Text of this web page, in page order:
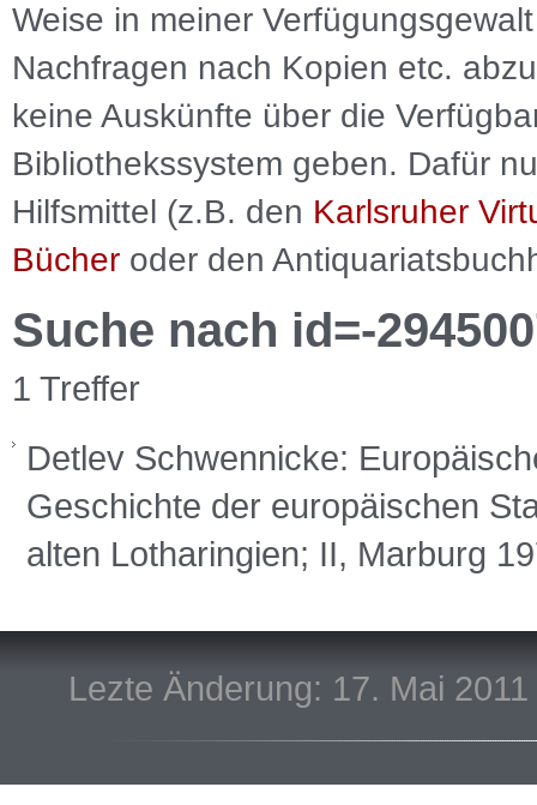
Weise in meiner
Nachfragen nach Kopien etc.
keine Auskünfte über die
Bibliothekssystem geben. Dafür
Hilfsmittel (z.B. den Karlsruher
Bücher oder den
Suche nach id=-
1 Treffer
Detlev Schwennicke:
Geschichte der europäischen
alten Lotharingien; II, Marburg
Lezte Änderung: 17. Mai